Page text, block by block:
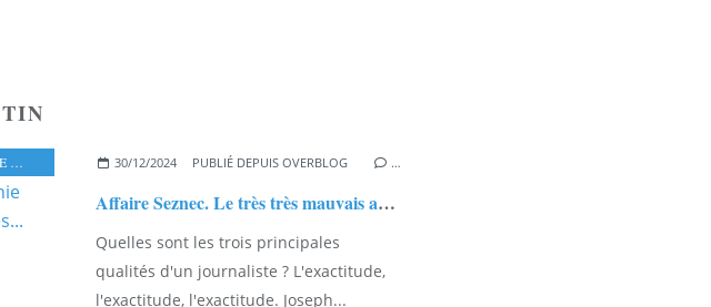
30/12/2024 PUBLIÉ DEPUIS OVERBLOG …
Affaire Seznec. Le très très mauvais article d'Anne Sophie Martin in Affaires Criminelles...
Quelles sont les trois principales
qualités d'un journaliste ? L'exactitude,
l'exactitude, l'exactitude. Joseph...